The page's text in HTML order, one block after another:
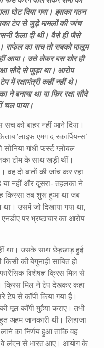
घोट दिया गया। इसका गठन
टेप से जुड़े मामलों की जांच
फैला दी थी। वैसे ही जैसे
राफेल का सच तो सबको मालूम
आया। उसे लेकर बस शोर ही
सौदे से जुड़ा था। आरोप
में रक्षामंत्री कहीं नहीं थे।
बनाया था या फिर रक्षा सौदे
चल पाया।
सच को बाहर नहीं आने दिया।
‘लाइफ एमग द स्कार्पियन्स’
गांधी फर्स्ट ग्लोबल
टीम के साथ खड़ी थीं।
दो बातों की जांच कर रहा
या नहीं और दूसरा- तहलका ने
किस्सा तब शुरू हुआ था जब
उसमें जो दिखाया गया था,
पर भ्रष्टाचार का आरोप
था। उसके साथ छेड़छाड़ हुई
की बेगुनाही साबित हो
विशेषज्ञ क्रिस मिल से
क्रिस मिल ने टेप देखकर कहा
टेप से कॉपी किया गया है।
मूल कॉपी मुहैया कराए। तभी
अहम जानकारी थी। लिहाजा
का निर्णय हुआ ताकि वह
वे लंदन से भारत आए। आयोग के